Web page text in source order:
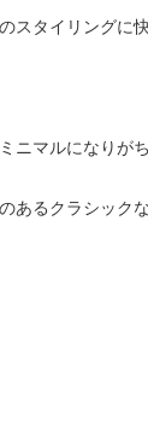
タイリングに
マルになりが
るクラシック